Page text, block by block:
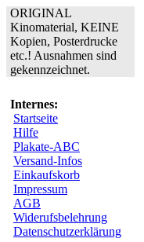
ORIGINAL
Kinomaterial, KEINE
Kopien, Posterdrucke
etc.! Ausnahmen sind
gekennzeichnet.
Internes:
Startseite
Hilfe
Plakate-ABC
Versand-Infos
Einkaufskorb
Impressum
AGB
Widerufsbelehrung
Datenschutzerklärung